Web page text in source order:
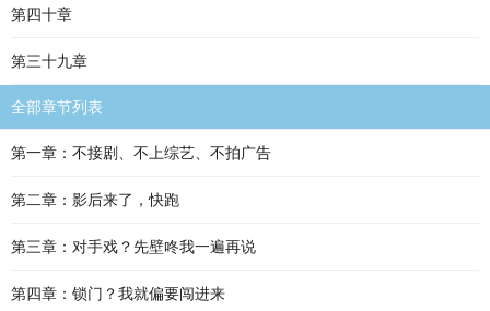
第四十章
第三十九章
全部章节列表
第一章：不接剧、不上综艺、不拍广告
第二章：影后来了，快跑
第三章：对手戏？先壁咚我一遍再说
第四章：锁门？我就偏要闯进来